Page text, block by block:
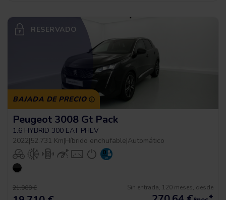
RESERVADO
BAJADA DE PRECIO
Peugeot 3008 Gt Pack
1.6 HYBRID 300 EAT PHEV
2022|52.731 Km|Híbrido enchufable|Automático
21.900 € Sin entrada, 120 meses, desde